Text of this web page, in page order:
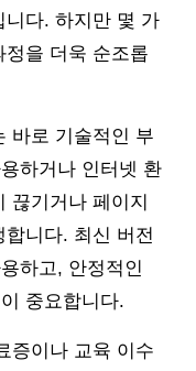
니다. 하지만 몇 가
을 더욱 순조롭
바로 기술적인 부
하거나 인터넷 환
끊기거나 페이지
니다. 최신 버전
하고, 안정적인
중요합니다.
증이나 교육 이수